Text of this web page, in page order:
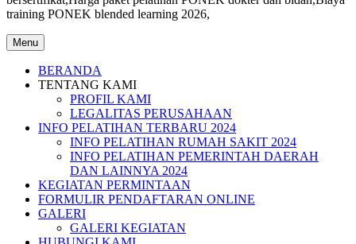
training PONEK blended learning 2026,
Menu
BERANDA
TENTANG KAMI
PROFIL KAMI
LEGALITAS PERUSAHAAN
INFO PELATIHAN TERBARU 2024
INFO PELATIHAN RUMAH SAKIT 2024
INFO PELATIHAN PEMERINTAH DAERAH
DAN LAINNYA 2024
KEGIATAN PERMINTAAN
FORMULIR PENDAFTARAN ONLINE
GALERI
GALERI KEGIATAN